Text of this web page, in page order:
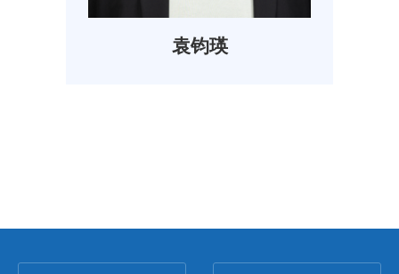
袁钧瑛